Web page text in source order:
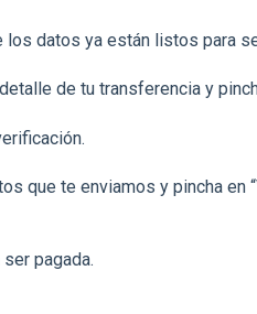
los datos ya están listos para
de tu transferencia y
que te enviamos y pincha en
pagada.